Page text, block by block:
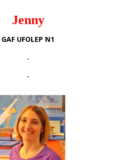
Jenny
GAF UFOLEP N1
.
.